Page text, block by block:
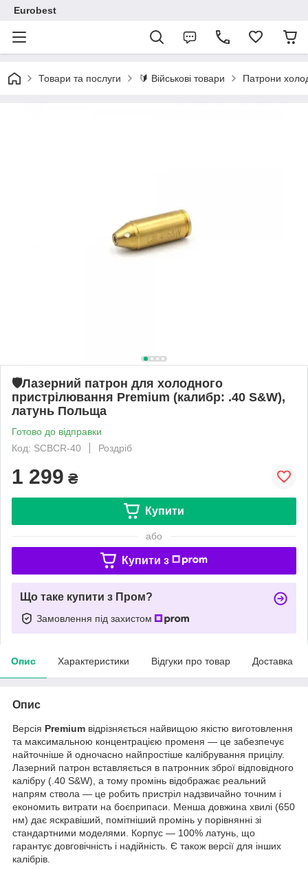
Eurobest
Товари та послуги 🔰 Військові товари Патрони
🛡️Лазерний патрон для холодного
пристрілювання Premium (калибр: .40 S&W),
латунь Польща
Готово до відправки
Код: SCBCR-40
Роздріб
1 299 ₴
Купити
або
Купити з
Що таке купити з Пром?
Замовлення під захистом
Опис Характеристики Відгуки про товар Доставка
Опис
Версія Premium відрізняється найвищою якістю виготовлення
та максимальною концентрацією променя — це забезпечує
найточніше й одночасно найпростіше калібрування прицілу.
Лазерний патрон вставляється в патронник зброї відповідного
калібру (.40 S&W), а тому промінь відображає реальний
напрям ствола — це робить пристріл надзвичайно точним і
економить витрати на боєприпаси. Менша довжина хвилі (650
нм) дає яскравіший, помітніший промінь у порівнянні зі
стандартними моделями. Корпус — 100% латунь, що
гарантує довговічність і надійність. Є також версії для інших
калібрів.